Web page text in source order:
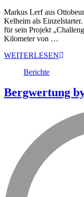
Markus Lerf aus
Kelheim als
für sein Projekt
Kilometer von …
WEITERLESEN
Berichte
Bergwertung